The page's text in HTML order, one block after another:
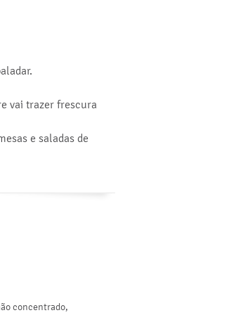
vai trazer frescura
e saladas de
concentrado,